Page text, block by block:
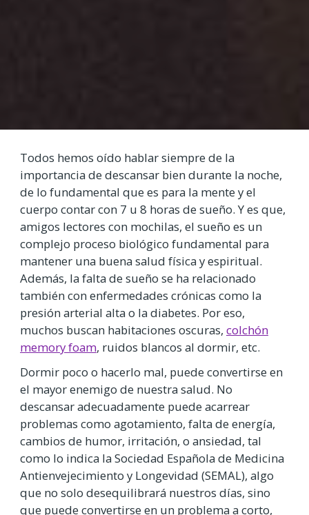
Todos hemos oído hablar siempre de la
importancia de descansar bien durante la noche,
de lo fundamental que es para la mente y el
cuerpo contar con 7 u 8 horas de sueño. Y es que,
amigos lectores con mochilas, el sueño es un
complejo proceso biológico fundamental para
mantener una buena salud física y espiritual.
Además, la falta de sueño se ha relacionado
también con enfermedades crónicas como la
presión arterial alta o la diabetes. Por eso,
muchos buscan habitaciones oscuras, colchón
memory foam, ruidos blancos al dormir, etc.
Dormir poco o hacerlo mal, puede convertirse en
el mayor enemigo de nuestra salud. No
descansar adecuadamente puede acarrear
problemas como agotamiento, falta de energía,
cambios de humor, irritación, o ansiedad, tal
como lo indica la Sociedad Española de Medicina
Antienvejecimiento y Longevidad (SEMAL), algo
que no solo desequilibrará nuestros días, sino
que puede convertirse en un problema a corto,